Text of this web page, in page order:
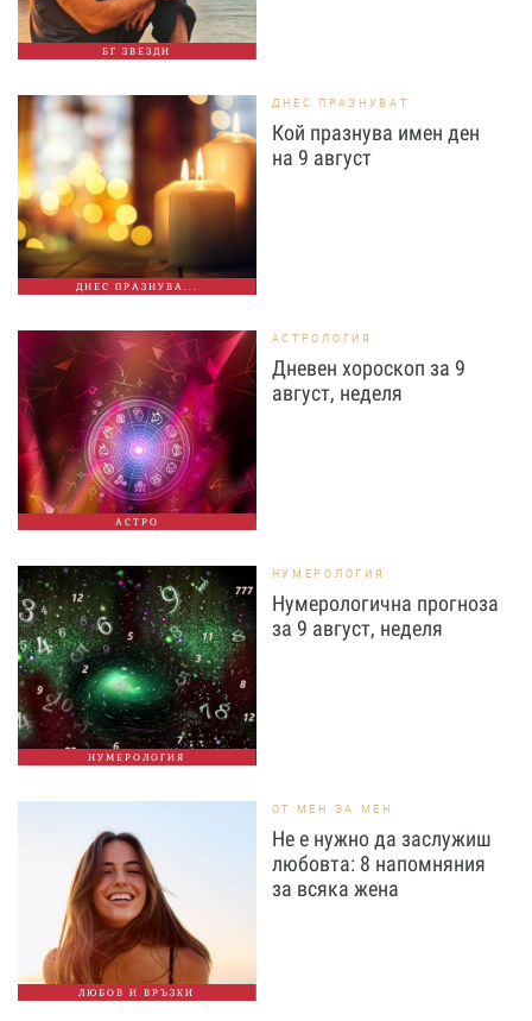
БГ ЗВЕЗДИ
ДНЕС ПРАЗНУВА...
ДНЕС ПРАЗНУВАТ
Кой празнува имен ден
на 9 август
АСТРО
АСТРОЛОГИЯ
Дневен хороскоп за 9
август, неделя
НУМЕРОЛОГИЯ
НУМЕРОЛОГИЯ
Нумерологична прогноза
за 9 август, неделя
ЛЮБОВ И ВРЪЗКИ
ОТ МЕН ЗА МЕН
Не е нужно да заслужиш
любовта: 8 напомняния
за всяка жена